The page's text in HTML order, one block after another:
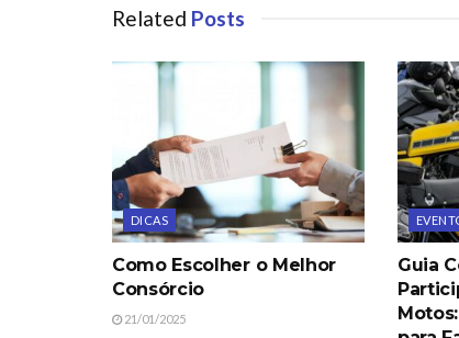
Related Posts
DICAS
Como Escolher o Melhor
Consórcio
21/01/2025
Guia